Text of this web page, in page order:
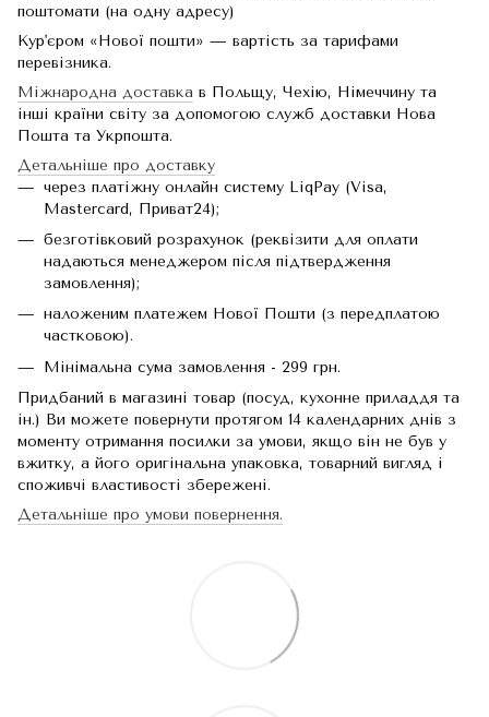
поштомати (на одну адресу)
Кур'єром «Нової пошти» — вартість за тарифами
перевізника.
Міжнародна доставка в Польщу, Чехію, Німеччину та
інші країни світу за допомогою служб доставки Нова
Пошта та Укрпошта.
Детальніше про доставку
через платіжну онлайн систему LiqPay (Visa,
Mastercard, Приват24);
безготівковий розрахунок (реквізити для оплати
надаються менеджером після підтвердження
замовлення);
наложеним платежем Нової Пошти (з передплатою
частковою).
Мінімальна сума замовлення - 299 грн.
Придбаний в магазині товар (посуд, кухонне приладдя та
ін.) Ви можете повернути протягом 14 календарних днів з
моменту отримання посилки за умови, якщо він не був у
вжитку, а його оригінальна упаковка, товарний вигляд і
споживчі властивості збережені.
Детальніше про умови повернення.